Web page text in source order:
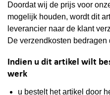
Doordat wij de prijs voor
mogelijk houden, wordt dit
leverancier naar de klant
De verzendkosten
Indien u dit artikel wilt
werk
u bestelt het artikel door